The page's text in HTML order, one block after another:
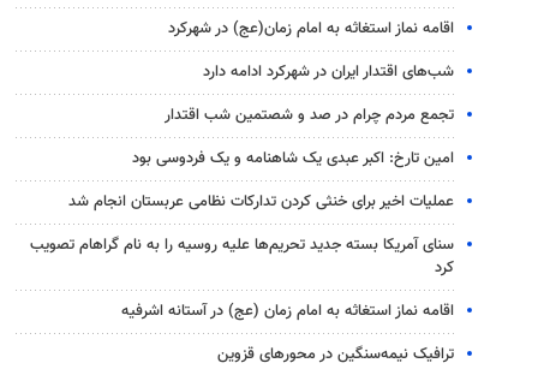
اقامه نماز استغاثه به امام زمان(عج) در شهرکرد
شب‌های اقتدار ایران در شهرکرد ادامه دارد
تجمع مردم چرام در صد و شصتمین شب اقتدار
امین تارخ: اکبر عبدی یک شاهنامه و یک فردوسی بود
عملیات اخیر برای خنثی کردن تدارکات نظامی عربستان انجام شد
سنای آمریکا بسته جدید تحریم‌ها علیه روسیه را به نام گراهام تصویب
کرد
اقامه نماز استغاثه به امام زمان (عج) در آستانه اشرفیه
ترافیک نیمه‌سنگین در محورهای قزوین